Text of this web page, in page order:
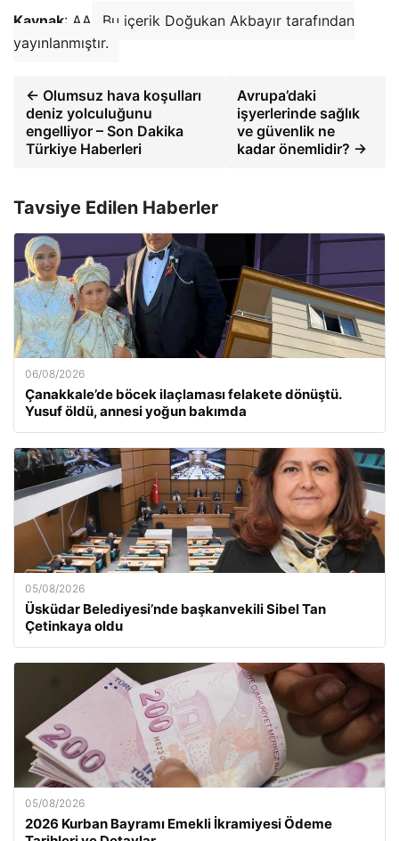
Kaynak: AA
Bu içerik Doğukan Akbayır tarafından
yayınlanmıştır.
← Olumsuz hava koşulları
deniz yolculuğunu
engelliyor – Son Dakika
Türkiye Haberleri
Avrupa’daki
işyerlerinde sağlık
ve güvenlik ne
kadar önemlidir? →
Tavsiye Edilen Haberler
06/08/2026
Çanakkale’de böcek ilaçlaması felakete dönüştü.
Yusuf öldü, annesi yoğun bakımda
05/08/2026
Üsküdar Belediyesi’nde başkanvekili Sibel Tan
Çetinkaya oldu
05/08/2026
2026 Kurban Bayramı Emekli İkramiyesi Ödeme